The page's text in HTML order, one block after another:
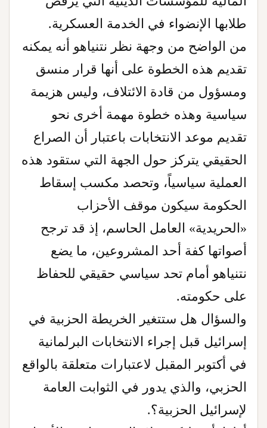
طلابها الإنضواء في الخدمة العسكرية.
من الواضح من وجهة نظر نتنياهو أنه يمكنه
تقديم هذه الخطوة على أنها قرار منسق
ومسؤول من قادة الائتلاف، وليس هزيمة
سياسية وهذه خطوة مهمة أخرى نحو
تقديم موعد الانتخابات باعتبار أن الصراع
الحقيقي يتركز حول الجهة التي ستقود هذه
العملية سياسياً، وتحصد مكسب إسقاط
الحكومة سيكون موقف الأحزاب
«الحريدية» العامل الحاسم، إذ قد ترجح
أصواتها كفة أحد المشروعين، ما يضع
نتنياهو أمام تحد سياسي حقيقي للحفاظ
على حكومته.
والسؤال هل ستتغير الخريطة الحزبية في
إسرائيل قبل إجراء الانتخابات البرلمانية
في أكتوبر المقبل لاعتبارات متعلقة بالواقع
الحزبي، والذي يدور في الثوابت العامة
لإسرائيل الحزبية؟.